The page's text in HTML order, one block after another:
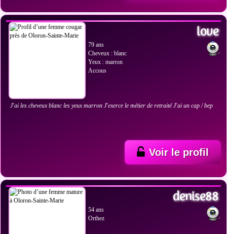
love
79 ans
Cheveux : blanc
Yeux : marron
Accous
J'ai les cheveux blanc les yeux marron J'exerce le métier de retraité J'ai un cap / bep
Voir le profil
denise88
54 ans
Orthez